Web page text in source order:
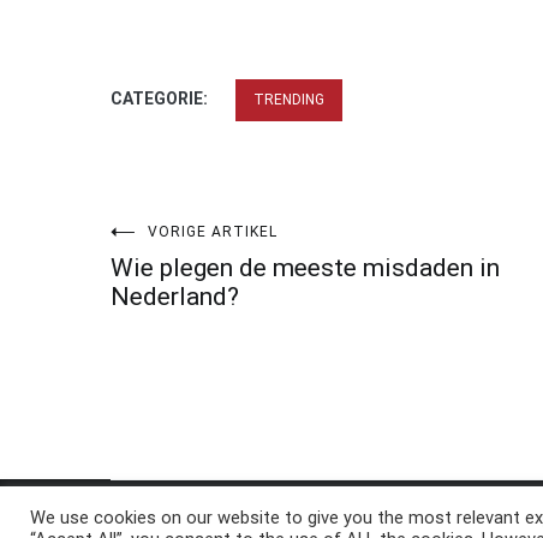
CATEGORIE: TRENDING
Bericht
navigatie
VORIGE ARTIKEL
Wie plegen de meeste misdaden in
Nederland?
Copyright © 2026ElkAntwoord.com. All rights reserved.
We use cookies on our website to give you the most relevant